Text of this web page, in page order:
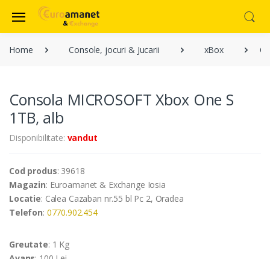
Home Console, jocuri & Jucarii xBox
Consola MICROSOFT Xbox One S
1TB, alb
Disponibilitate: vandut
Cod produs: 39618
Magazin: Euroamanet & Exchange Iosia
Locatie: Calea Cazaban nr.55 bl Pc 2, Oradea
Telefon: 0770.902.454
Greutate: 1 Kg